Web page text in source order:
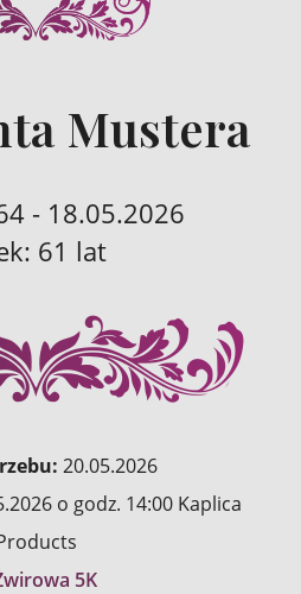
Mustera
- 18.05.2026
61 lat
20.05.2026
o godz. 14:00 Kaplica
5K